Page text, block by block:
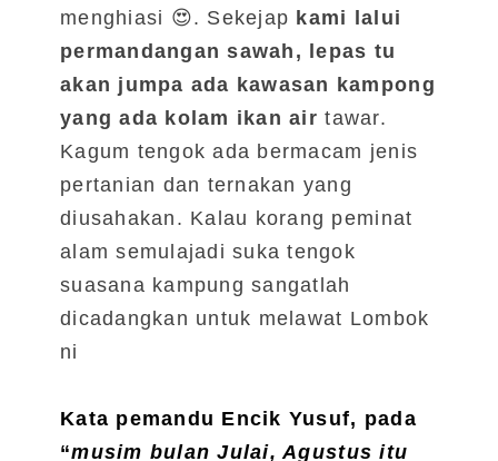
menghiasi 😍. Sekejap kami lalui
permandangan sawah, lepas tu
akan jumpa ada kawasan kampong
yang ada kolam ikan airtawar.
Kagum tengok ada bermacam jenis
pertanian dan ternakan yang
diusahakan. Kalau korang peminat
alam semulajadi suka tengok
suasana kampung sangatlah
dicadangkan untuk melawat Lombok
ni
Kata pemandu Encik Yusuf, pada
“musim bulan Julai, Agustus itu